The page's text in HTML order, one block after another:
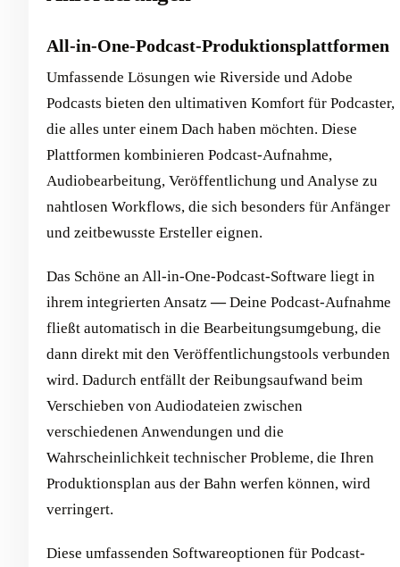
All-in-One-Podcast-Produktionsplattformen
Umfassende Lösungen wie Riverside und Adobe
Podcasts bieten den ultimativen Komfort für Podcaster,
die alles unter einem Dach haben möchten. Diese
Plattformen kombinieren Podcast-Aufnahme,
Audiobearbeitung, Veröffentlichung und Analyse zu
nahtlosen Workflows, die sich besonders für Anfänger
und zeitbewusste Ersteller eignen.
Das Schöne an All-in-One-Podcast-Software liegt in
ihrem integrierten Ansatz—Deine Podcast-Aufnahme
fließt automatisch in die Bearbeitungsumgebung, die
dann direkt mit den Veröffentlichungstools verbunden
wird. Dadurch entfällt der Reibungsaufwand beim
Verschieben von Audiodateien zwischen
verschiedenen Anwendungen und die
Wahrscheinlichkeit technischer Probleme, die Ihren
Produktionsplan aus der Bahn werfen können, wird
verringert.
Diese umfassenden Softwareoptionen für Podcast-